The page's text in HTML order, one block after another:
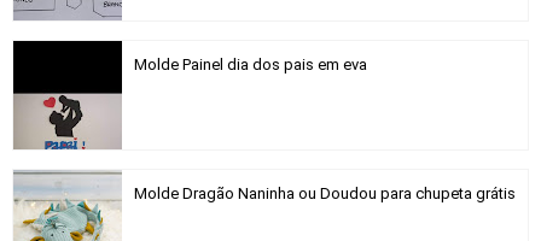
Molde Painel dia dos pais em eva
Molde Dragão Naninha ou Doudou para chupeta grátis